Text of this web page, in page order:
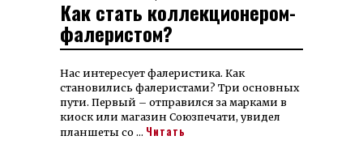
ON
Как стать коллекционером-
фалеристом?
Нас интересует фалеристика. Как
становились фалеристами? Три основных
пути. Первый – отправился за марками в
киоск или магазин Союзпечати, увидел
планшеты со … Читать